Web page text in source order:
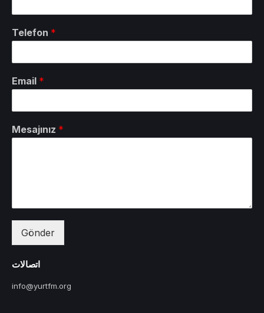
Telefon *
Email *
Mesajınız *
Gönder
اتصالات
info@yurtfm.org